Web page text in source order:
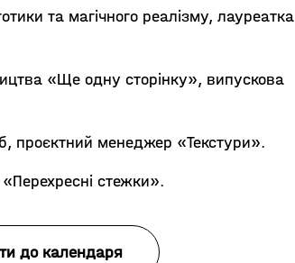
та магічного реалізму, лауреатка
«Ще одну сторінку», випускова
проєктний менеджер «Текстури».
стежки».
до календаря